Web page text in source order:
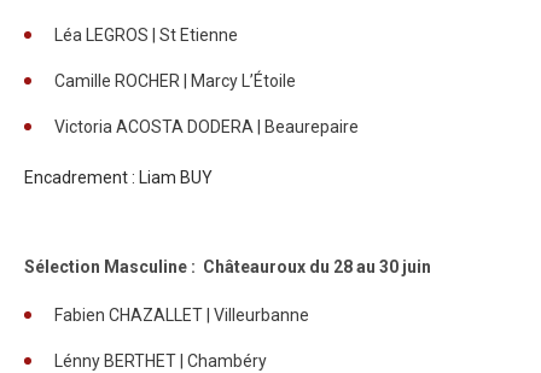
Léa LEGROS | St Etienne
Camille ROCHER | Marcy L’Étoile
Victoria ACOSTA DODERA | Beaurepaire
Encadrement : Liam BUY
Sélection Masculine : Châteauroux du 28 au 30 juin
Fabien CHAZALLET | Villeurbanne
Lénny BERTHET | Chambéry